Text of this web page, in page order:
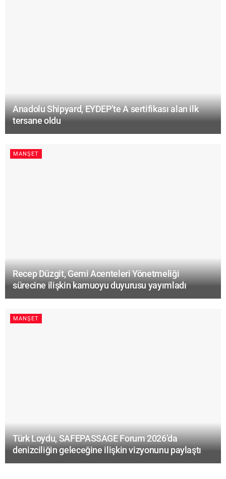
Anadolu Shipyard, EYDEP’te A sertifikası alan ilk
tersane oldu
MANŞET
Recep Düzgit, Gemi Acenteleri Yönetmeliği
sürecine ilişkin kamuoyu duyurusu yayımladı
MANŞET
Türk Loydu, SAFEPASSAGE Forum 2026’da
denizciliğin geleceğine ilişkin vizyonunu paylaştı